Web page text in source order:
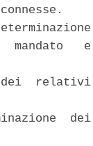
mandato   e
relativi
dei